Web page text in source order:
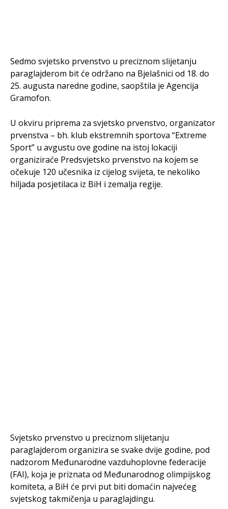
Sedmo svjetsko prvenstvo u preciznom slijetanju
paraglajderom bit će održano na Bjelašnici od 18. do
25. augusta naredne godine, saopštila je Agencija
Gramofon.
U okviru priprema za svjetsko prvenstvo, organizator
prvenstva – bh. klub ekstremnih sportova “Extreme
Sport” u avgustu ove godine na istoj lokaciji
organiziraće Predsvjetsko prvenstvo na kojem se
očekuje 120 učesnika iz cijelog svijeta, te nekoliko
hiljada posjetilaca iz BiH i zemalja regije.
Svjetsko prvenstvo u preciznom slijetanju
paraglajderom organizira se svake dvije godine, pod
nadzorom Međunarodne vazduhoplovne federacije
(FAI), koja je priznata od Međunarodnog olimpijskog
komiteta, a BiH će prvi put biti domaćin najvećeg
svjetskog takmičenja u paraglajdingu.